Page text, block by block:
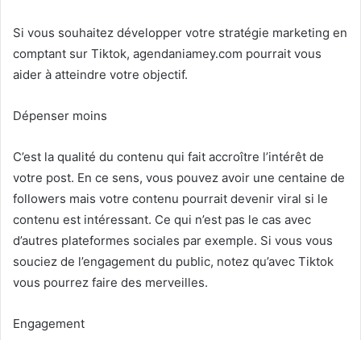
Si vous souhaitez développer votre stratégie marketing en
comptant sur Tiktok, agendaniamey.com pourrait vous
aider à atteindre votre objectif.
Dépenser moins
C’est la qualité du contenu qui fait accroître l’intérêt de
votre post. En ce sens, vous pouvez avoir une centaine de
followers mais votre contenu pourrait devenir viral si le
contenu est intéressant. Ce qui n’est pas le cas avec
d’autres plateformes sociales par exemple. Si vous vous
souciez de l’engagement du public, notez qu’avec Tiktok
vous pourrez faire des merveilles.
Engagement